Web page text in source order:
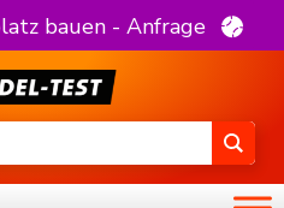
bauen - Anfrage